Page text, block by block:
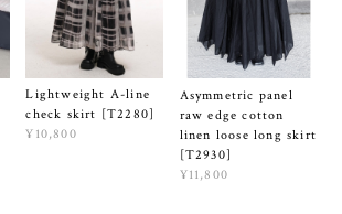
Lightweight A-line
check skirt [T2280]
¥10,800
Asymmetric panel
raw edge cotton
linen loose long skirt
[T2930]
¥11,800